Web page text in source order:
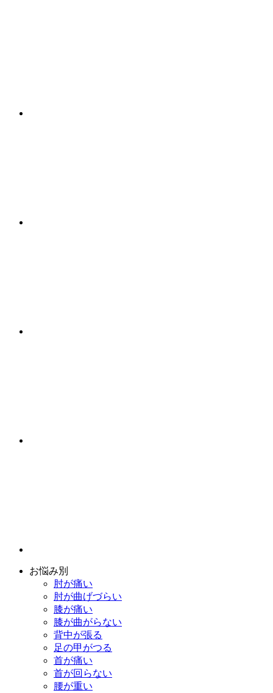
お悩み別
肘が痛い
肘が曲げづらい
膝が痛い
膝が曲がらない
背中が張る
足の甲がつる
首が痛い
首が回らない
腰が重い